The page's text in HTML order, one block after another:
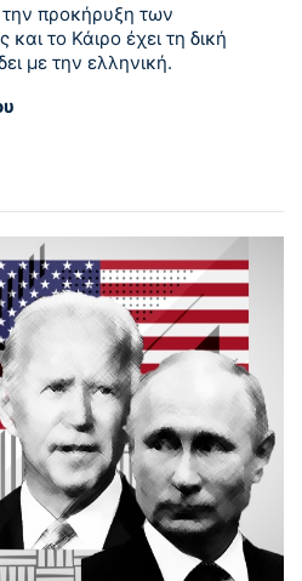
την προκήρυξη των
το Κάιρο έχει τη δική
με την ελληνική.